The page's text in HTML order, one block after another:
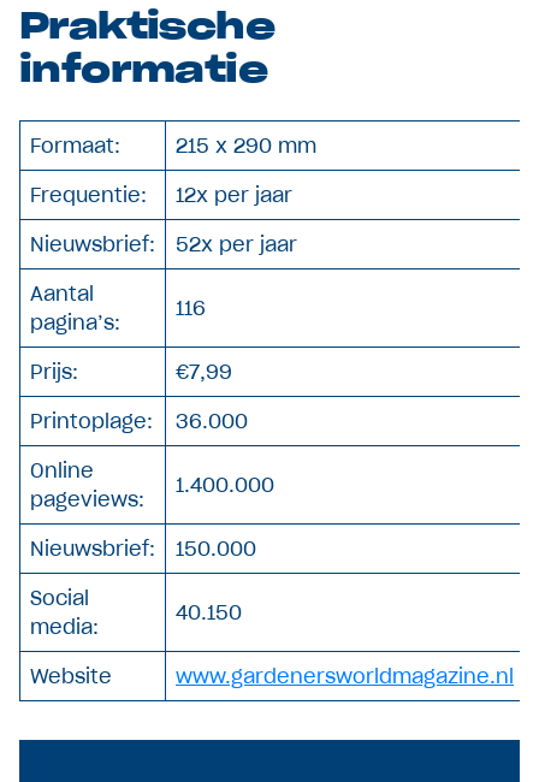
Praktische
informatie
Formaat: 215 x 290 mm
Frequentie: 12x per jaar
Nieuwsbrief: 52x per jaar
Aantal
pagina’s:
116
Prijs: €7,99
Printoplage: 36.000
Online
pageviews:
1.400.000
Nieuwsbrief: 150.000
Social
media:
40.150
Website www.gardenersworldmagazine.nl